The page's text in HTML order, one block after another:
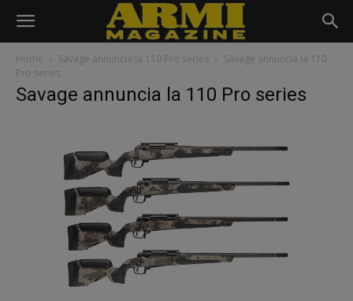
Home Savage annuncia la 110 Pro series
Savage annuncia la 110
Pro series
Savage annuncia la 110 Pro series